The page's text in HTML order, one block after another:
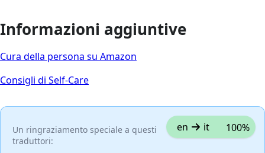
Informazioni aggiuntive
Cura della persona su Amazon
Consigli di Self-Care
Un ringraziamento speciale a questi
traduttori:
en it 100%